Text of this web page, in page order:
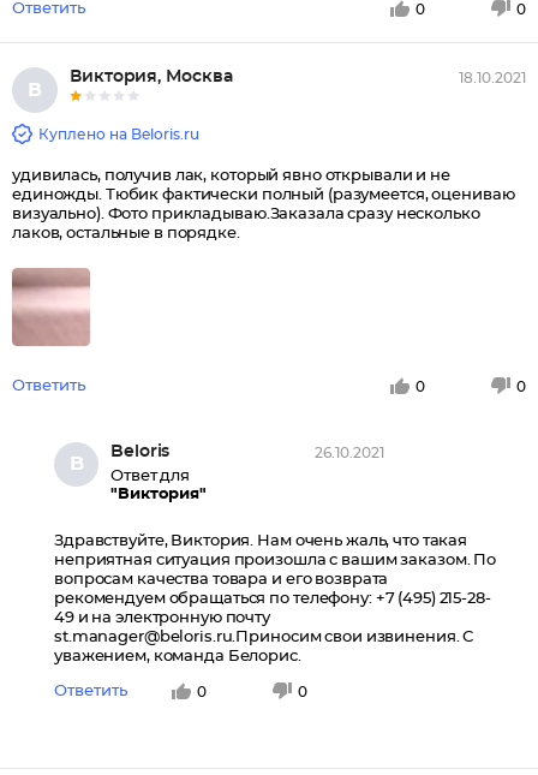
Ответить 0 0
В
Виктория, Москва 18.10.2021
Куплено на Beloris.ru
удивилась, получив лак, который явно открывали и не
единожды. Тюбик фактически полный (разумеется, оцениваю
визуально). Фото прикладываю.Заказала сразу несколько
лаков, остальные в порядке.
Ответить 0 0
B
Beloris
Ответ для
"Виктория"
26.10.2021
Здравствуйте, Виктория. Нам очень жаль, что такая
неприятная ситуация произошла с вашим заказом. По
вопросам качества товара и его возврата
рекомендуем обращаться по телефону: +7 (495) 215-28-
49 и на электронную почту
st.manager@beloris.ru.Приносим свои извинения. С
уважением, команда Белорис.
Ответить 0 0